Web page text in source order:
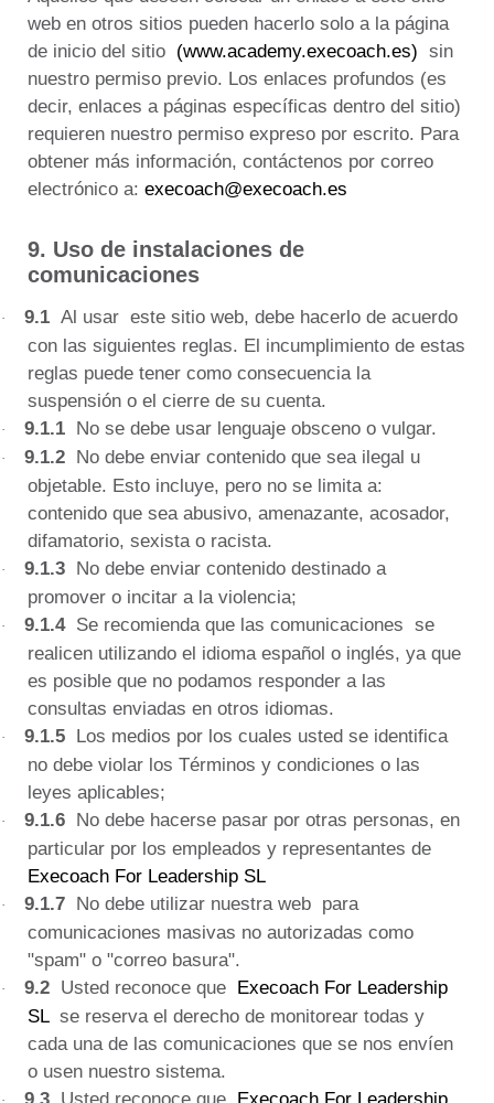
web en otros sitios pueden hacerlo solo a la página
de inicio del sitio (www.academy.execoach.es) sin
nuestro permiso previo. Los enlaces profundos (es
decir, enlaces a páginas específicas dentro del sitio)
requieren nuestro permiso expreso por escrito. Para
obtener más información, contáctenos por correo
electrónico a: execoach@execoach.es
9. Uso de instalaciones de
comunicaciones
· 9.1 Al usar este sitio web, debe hacerlo de acuerdo
con las siguientes reglas. El incumplimiento de estas
reglas puede tener como consecuencia la
suspensión o el cierre de su cuenta.
· 9.1.1 No se debe usar lenguaje obsceno o vulgar.
· 9.1.2 No debe enviar contenido que sea ilegal u
objetable. Esto incluye, pero no se limita a:
contenido que sea abusivo, amenazante, acosador,
difamatorio, sexista o racista.
· 9.1.3 No debe enviar contenido destinado a
promover o incitar a la violencia;
· 9.1.4Se recomienda que las comunicaciones se
realicen utilizando el idioma español o inglés, ya que
es posible que no podamos responder a las
consultas enviadas en otros idiomas.
· 9.1.5 Los medios por los cuales usted se identifica
no debe violar los Términos y condiciones o las
leyes aplicables;
· 9.1.6 No debe hacerse pasar por otras personas, en
particular por los empleados y representantes de
Execoach For Leadership SL
· 9.1.7 No debe utilizar nuestra web para
comunicaciones masivas no autorizadas como
"spam" o "correo basura".
· 9.2 Usted reconoce que Execoach For Leadership
SLse reserva el derecho de monitorear todas y
cada una de las comunicaciones que se nos envíen
o usen nuestro sistema.
9.3 Usted reconoce que Execoach For Leadership